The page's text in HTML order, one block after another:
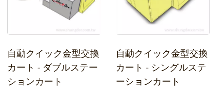
自動クイック金型交換
カート - ダブルステー
ションカート
自動クイック金型交換
カート - シングルステ
ーションカート